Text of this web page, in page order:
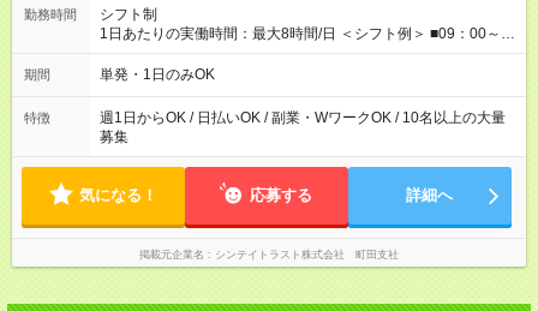
【試用期間】試用期間なし
勤務時間
シフト制
1日あたりの実働時間：最大8時間/日 ＜シフト例＞ ■09：00～
18：00 ■20：00～翌5：00 など！ 上記時間内で、 実働8時
間・休憩1時間／日
期間 単発・1日のみOK
特徴
週1日からOK / 日払いOK / 副業・WワークOK / 10名以上の大量
募集
気になる！ 応募する 詳細へ
掲載元企業名 シンテイトラスト株式会社 町田支社